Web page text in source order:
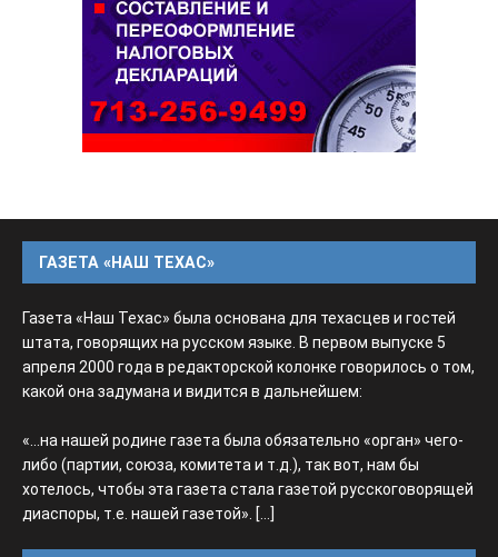
ГАЗЕТА «НАШ ТЕХАС»
Газета «Наш Техас» была основана для техасцев и гостей
штата, говорящих на русском языке. В первом выпуске 5
апреля 2000 года в редакторской колонке говорилось о том,
какой она задумана и видится в дальнейшем:
«...на нашей родине газета была обязательно «орган» чего-
либо (партии, союза, комитета и т.д.), так вот, нам бы
хотелось, чтобы эта газета стала газетой русскоговорящей
диаспоры, т.е. нашей газетой». [...]